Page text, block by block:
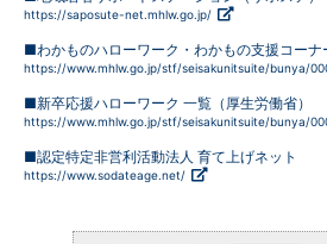
https://saposute-net.mhlw.go.jp/
■わかものハローワーク・わかもの支援コーナ
https://www.mhlw.go.jp/stf/seisakunitsuite/bunya/
■新卒応援ハローワーク 一覧（厚生労働省）
https://www.mhlw.go.jp/stf/seisakunitsuite/bunya/
■認定特定非営利活動法人 育て上げネット
https://www.sodateage.net/